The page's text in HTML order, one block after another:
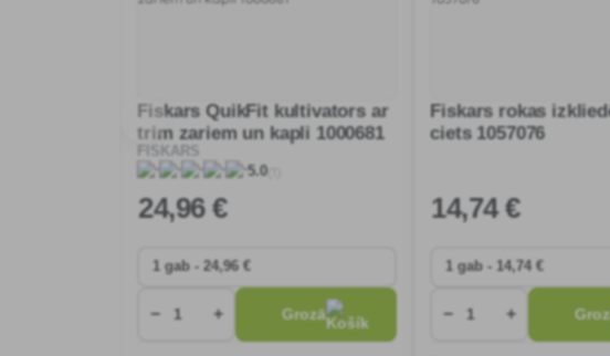
Fiskars QuikFit kultivators ar
trim zariem un kapli 1000681
FISKARS
5.0(1)
24,96 €
− + Grozā
Fiskars rokas
ciets 1057076
14,74 €
− +